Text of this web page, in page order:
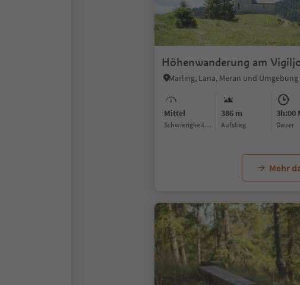
Höhenwanderung am
Marling, Lana, Meran und Umgebung
Mittel
Schwierigkeitsgrad
386 m
Aufstieg
3h:00
Dauer
Mehr